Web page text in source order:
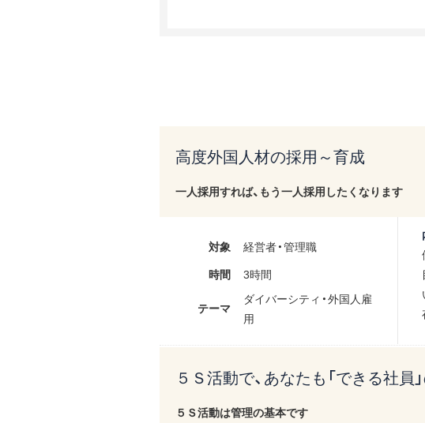
高度外国人材の採用～育成
一人採用すれば、もう一人採用したくなります
対象
経営者・管理職
時間
3時間
テーマ
ダイバーシティ・外国人雇
用
５Ｓ活動で、あなたも「できる社員
５Ｓ活動は管理の基本です